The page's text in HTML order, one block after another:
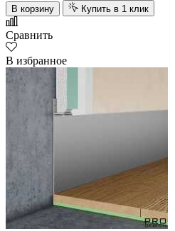
В корзину Купить в 1 клик
Сравнить
В избранное